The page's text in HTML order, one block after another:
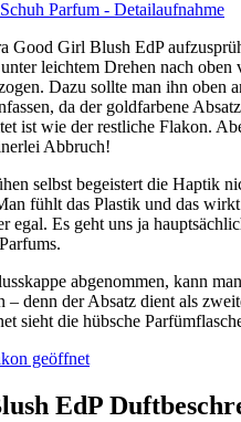
Good Girl Blush EdP
leichtem Drehen nach oben
Dazu sollte man ihn oben
da der goldfarbene
ist wie der restliche Flakon.
Abbruch!
selbst begeistert die Haptik
fühlt das Plastik und das
egal. Es geht uns ja
abgenommen, kann
– denn der Absatz dient als
sieht die hübsche
EdP